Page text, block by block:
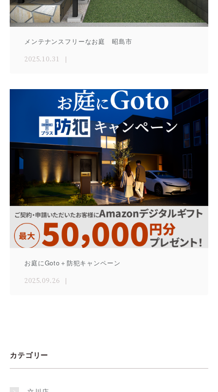
メンテナンスフリーなお庭 昭島市
2025.10.31
お庭にGoto＋防犯キャンペーン
2025.09.26
カテゴリー